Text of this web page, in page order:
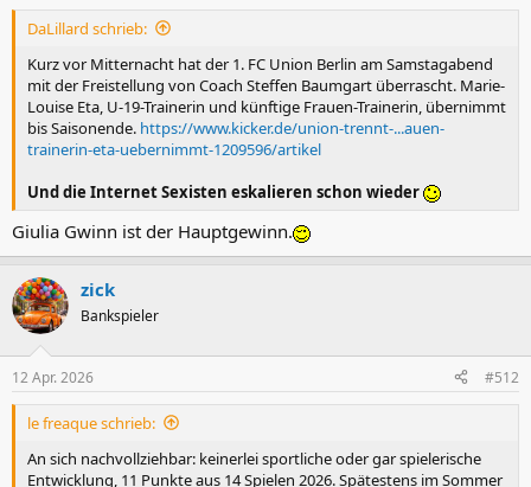
DaLillard schrieb:
Kurz vor Mitternacht hat der 1. FC Union Berlin am Samstagabend
mit der Freistellung von Coach Steffen Baumgart überrascht. Marie-
Louise Eta, U-19-Trainerin und künftige Frauen-Trainerin, übernimmt
bis Saisonende. https://www.kicker.de/union-trennt-...auen-
trainerin-eta-uebernimmt-1209596/artikel
Und die Internet Sexisten eskalieren schon wieder
Giulia Gwinn ist der Hauptgewinn.
zick
Bankspieler
12 Apr. 2026 #512
le freaque schrieb:
An sich nachvollziehbar: keinerlei sportliche oder gar spielerische
Entwicklung, 11 Punkte aus 14 Spielen 2026. Spätestens im Sommer